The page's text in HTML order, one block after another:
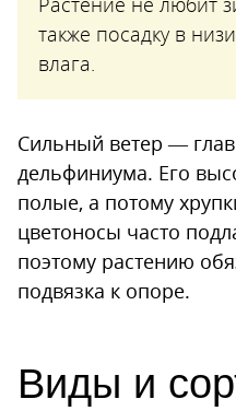
также посадку в
влага.
Сильный ветер —
дельфиниума. Его
полые, а потому
цветоносы часто
поэтому растению
подвязка к опоре.
Виды и